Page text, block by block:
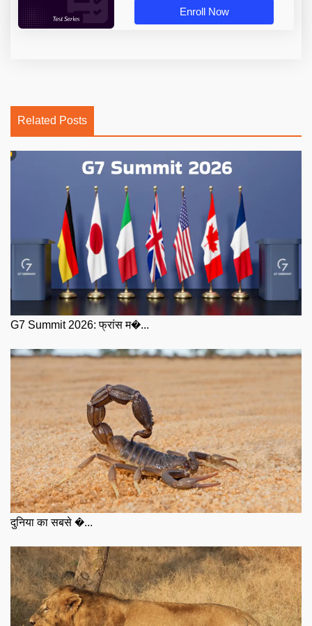
Enroll Now
Related Posts
G7 Summit 2026: फ्रांस म�...
दुनिया का सबसे �...